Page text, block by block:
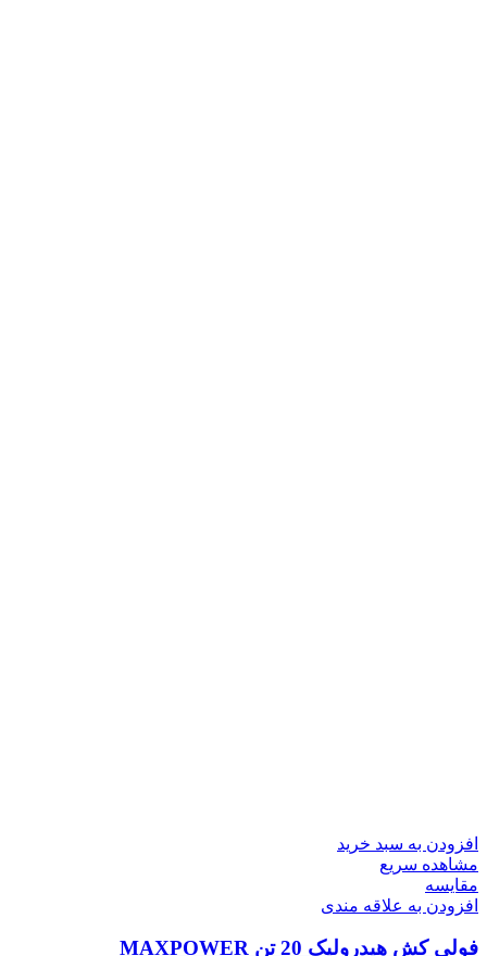
افزودن به سبد خرید
مشاهده سریع
مقایسه
افزودن به علاقه مندی
فولی کش هیدرولیک 20 تن MAXPOWER